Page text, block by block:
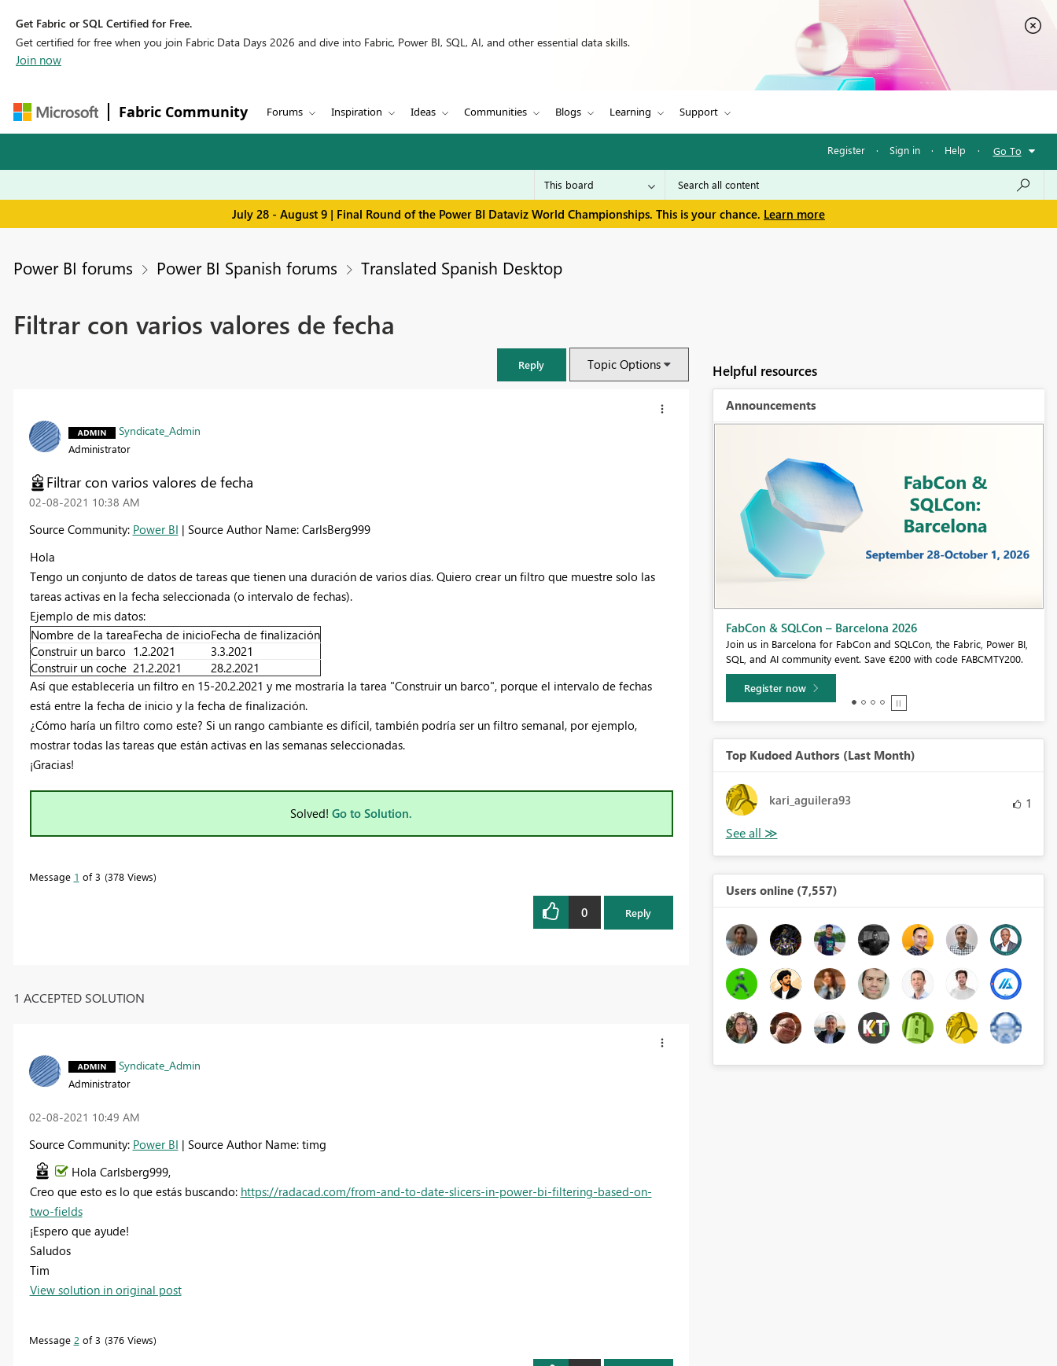
Get Fabric or SQL Certified for Free.
Get certified for free when you join Fabric Data Days 2026 and dive into Fabric, Power BI, SQL, AI, and other essential data skills.
Join now
Fabric Community Forums Inspiration Ideas Communities Blogs Learning Support
Register · Sign in · Help · Go To
July 28 - August 9 | Final Round of the Power BI Dataviz World Championships. This is your chance. Learn more
Power BI forums Power BI Spanish forums Translated Spanish Desktop
Filtrar con varios valores de fecha
Reply Topic Options
Syndicate_Admin
Administrator
Filtrar con varios valores de fecha
‎02-08-2021 10:38 AM
Source Community: Power BI | Source Author Name: CarlsBerg999
Hola
Tengo un conjunto de datos de tareas que tienen una duración de varios días. Quiero crear un filtro que muestre solo las
tareas activas en la fecha seleccionada (o intervalo de fechas).
Ejemplo de mis datos:
Nombre de la tareaFecha de inicioFecha de finalización
Construir un barco 1.2.2021
3.3.2021
Construir un coche 21.2.2021
28.2.2021
Así que establecería un filtro en 15-20.2.2021 y me mostraría la tarea "Construir un barco", porque el intervalo de fechas
está entre la fecha de inicio y la fecha de finalización.
¿Cómo haría un filtro como este? Si un rango cambiante es difícil, también podría ser un filtro semanal, por ejemplo,
mostrar todas las tareas que están activas en las semanas seleccionadas.
¡Gracias!
Solved! Go to Solution.
Message 1 of 3 378 Views
0 Reply
1 ACCEPTED SOLUTION
Syndicate_Admin
Administrator
‎02-08-2021 10:49 AM
Source Community: Power BI | Source Author Name: timg
Hola Carlsberg999,
Creo que esto es lo que estás buscando: https://radacad.com/from-and-to-date-slicers-in-power-bi-filtering-based-on-
two-fields
¡Espero que ayude!
Saludos
Tim
View solution in original post
Message 2 of 3 376 Views
Helpful resources
Announcements
Register now
Fabric Community Sticker Challenge - Barcelona 2026
If you love stickers, then you will definitely want to check out our
community sticker challenge, Barcelona edition!
Learn more
Top Kudoed Authors (Last Month)
kari_aguilera93 1
Users online (7,557)